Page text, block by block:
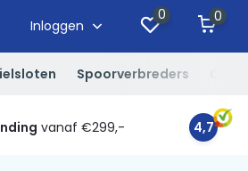
Inloggen
0 0
Spoorverbreders
vanaf €299,- 4,7